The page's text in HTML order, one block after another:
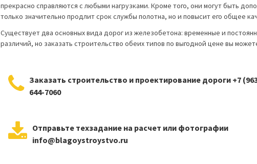
прекрасно справляются с любыми нагрузками. Кроме того, они могут быть
только значительно продлит срок службы полотна, но и повысит его общее
Существует два основных вида дорог из железобетона: временные и
различий, но заказать строительство обеих типов по выгодной цене вы
Заказать строительство и проектирование дороги +7
644-7060
Отправьте техзадание на расчет или фотографии
info@blagoystroystvo.ru